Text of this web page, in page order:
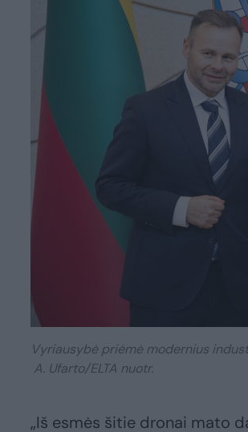
Vyriausybė priėmė modernius
A. Ufarto/ELTA nuotr.
„Iš esmės šitie dronai mato